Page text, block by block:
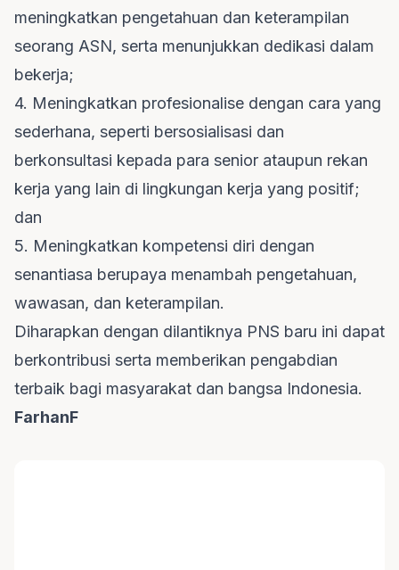
meningkatkan pengetahuan dan keterampilan
seorang ASN, serta menunjukkan dedikasi dalam
bekerja;
4. Meningkatkan profesionalise dengan cara yang
sederhana, seperti bersosialisasi dan
berkonsultasi kepada para senior ataupun rekan
kerja yang lain di lingkungan kerja yang positif;
dan
5. Meningkatkan kompetensi diri dengan
senantiasa berupaya menambah pengetahuan,
wawasan, dan keterampilan.
Diharapkan dengan dilantiknya PNS baru ini dapat
berkontribusi serta memberikan pengabdian
terbaik bagi masyarakat dan bangsa Indonesia.
FarhanF